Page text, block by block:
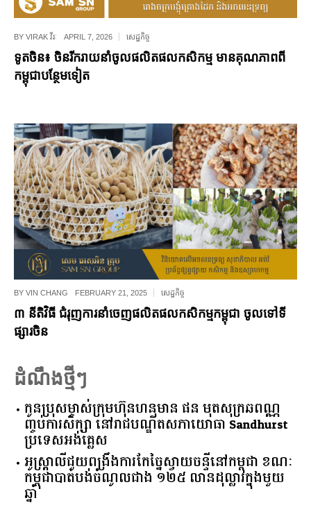
BY VIRAK វីរៈ APRIL 7, 2026 សេដ្ឋកិច្ច
ទូតចិន៖ ចិនរីករាយនាំចូលផលិតផលកសិកម្ម មានគុណភាពពី
កម្ពុជាបន្ថែមទៀត
BY VIN CHANG FEBRUARY 21, 2025 សេដ្ឋកិច្ច
៣ នីតិវិធី ជំរុញការនាំចេញផលិតផលកសិកម្មកម្ពុជា ចូលទៅទី
ផ្សារចិន
ដំណឹងថ្មីៗ
កូនប្រុសម្ចាស់ក្រុមហ៊ុនហនុមាន ផន មុតសុក្រឆពណ្ណ
ញ្ចប់ការសិក្សា នៅរាជបណ្ឌិតសភាយោធា Sandhurst
ប្រទេសអង់គ្លេស
អូស្ត្រាលី​ជួយ​ពង្រឹង​ការ​កែច្នៃ​ស្វាយចន្ទី​នៅ​កម្ពុជា​ ​ខណៈ​
កម្ពុជា​បាត់បង់​ចំណូល​ជាង​ ​១២៥​ ​លាន​ដុល្លារ​ក្នុង​មួយ​
ឆ្នាំ​